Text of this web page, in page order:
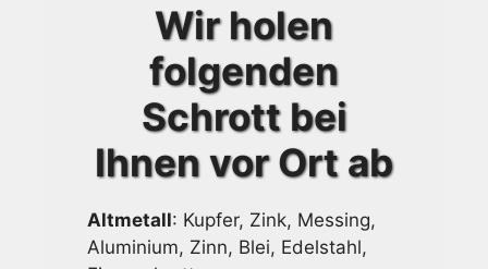
Wir holen
folgenden
Schrott bei
Ihnen vor Ort ab
Altmetall: Kupfer, Zink, Messing,
Aluminium, Zinn, Blei, Edelstahl,